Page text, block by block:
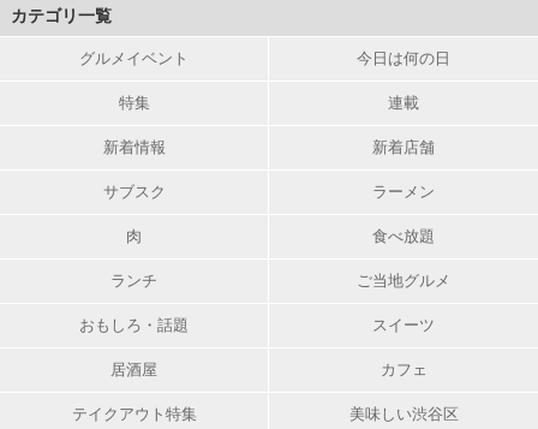
カテゴリ一覧
グルメイベント 今日は何の日
特集 連載
新着情報 新着店舗
サブスク ラーメン
肉 食べ放題
ランチ ご当地グルメ
おもしろ・話題 スイーツ
居酒屋 カフェ
テイクアウト特集 美味しい渋谷区